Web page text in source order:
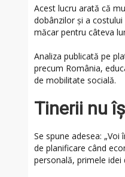
Acest lucru arată că
dobânzilor și a
măcar pentru câteva
Analiza publicată pe
precum România,
de mobilitate socială.
Tinerii nu
Se spune adesea:
de planificare când
personală, primele